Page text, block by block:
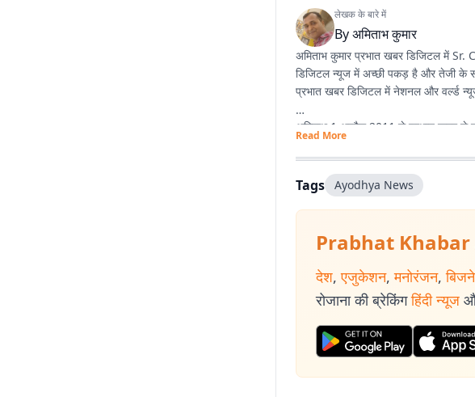
लेखक के बारे में
Byअमिताभ कुमार
अमिताभ कुमार प्रभात खबर डिजिटल में
डिजिटल न्यूज में अच्छी पकड़ है और तेजी के
प्रभात खबर डिजिटल में नेशनल और वर्ल्ड
अमिताभ 1 अप्रैल 2011 से प्रभात खबर से
रोचक और आम लोगों की भाषा में पेश करना
खासकर ‘पंचायतनामा’ के लिए गांवों में जाकर
प्रभात खबर से जुड़ने के बाद कई बड़े
साथ-साथ झारखंड विधानसभा चुनावों (2014,
और राजनीतिक हलचल को करीब से समझना
Read More
Tags Ayodhya News
Prabhat Khabar
देश, एजुकेशन, मनोरंजन,
रोजाना की ब्रेकिंग हिंदी न्यूज